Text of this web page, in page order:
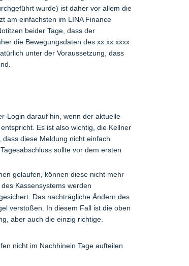
wurde) ist daher vor allem die
am einfachsten im LINA Finance
beider Tage, dass der
die Bewegungsdaten des xx.xx.xxxx
unter der Voraussetzung, dass
Login darauf hin, wenn der aktuelle
Es ist also wichtig, die Kellner
diese Meldung nicht einfach
sollte vor dem ersten
gelaufen, können diese nicht mehr
Kassensystems werden
Das nachträgliche Ändern des
verstoßen. In diesem Fall ist die oben
aber auch die einzig richtige.
nicht im Nachhinein Tage aufteilen